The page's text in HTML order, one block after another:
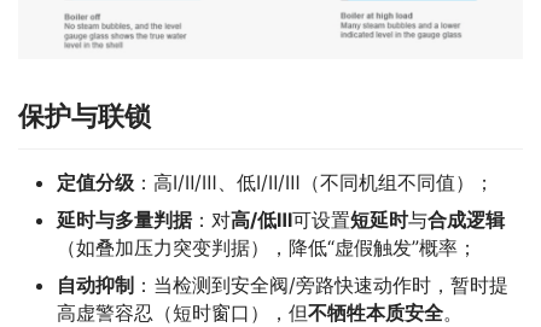
保护与联锁
定值分级 ：高Ⅰ/Ⅱ/Ⅲ、低Ⅰ/Ⅱ/Ⅲ（不同机组不同值）；
延时与多量判据：对高/低Ⅲ可设置短延时与合成逻辑
（如叠加压力突变判据），降低“虚假触发”概率；
自动抑制 ：当检测到安全阀/旁路快速动作时，暂时提
高虚警容忍（短时窗口），但不牺牲本质安全。